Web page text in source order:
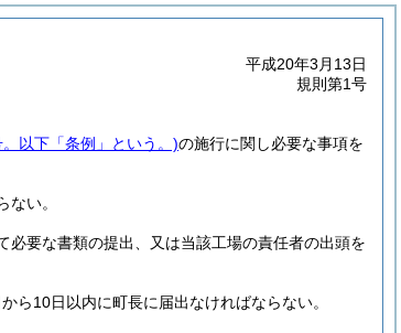
平成20年3月13日
規則第1号
以下「条例」という。)の施行に関し必要な事項を
い。
要な書類の提出、又は当該工場の責任者の出頭を
ら10日以内に町長に届出なければならない。